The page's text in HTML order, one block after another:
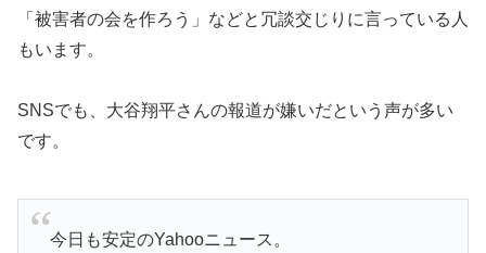
「被害者の会を作ろう」などと冗談交じりに言っている人
もいます。
SNSでも、大谷翔平さんの報道が嫌いだという声が多い
です。
今日も安定のYahooニュース。